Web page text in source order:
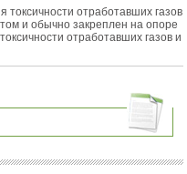
отработавших газов
и обычно закреплен на опоре
отработавших газов и